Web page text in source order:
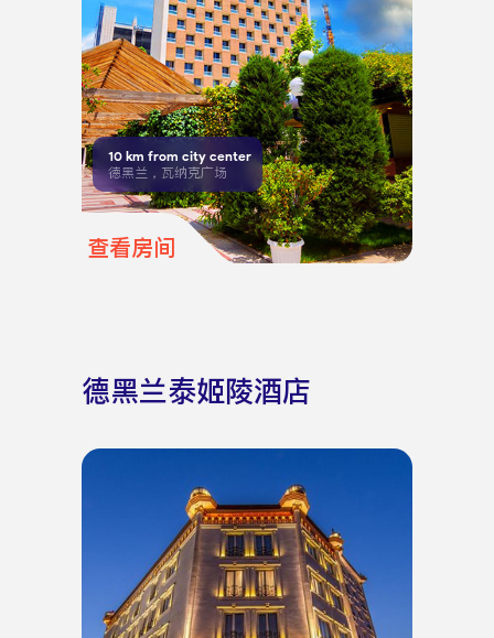
10km from city center
德黑兰，瓦纳克广场
查看房间
德黑兰泰姬陵酒店